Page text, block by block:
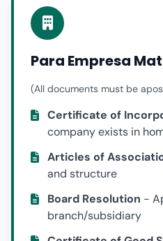
Para Empresa
(All documents must be
Certificate of
company exists in
Articles of
and structure
Board Resolution -
branch/subsidiary